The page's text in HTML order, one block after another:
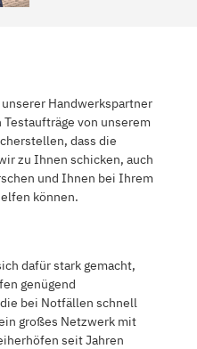
Handwerkspartner
von unserem
dass die
zu Ihnen schicken, auch
und Ihnen bei Ihrem
können.
dafür stark gemacht,
genügend
bei Notfällen schnell
großes Netzwerk mit
seit Jahren